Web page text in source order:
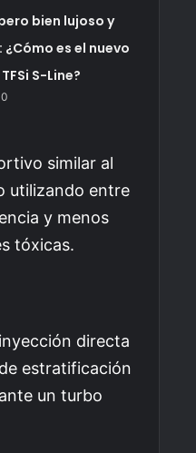
bien lujoso y
es el nuevo
S-Line?
similar al
utilizando entre
y menos
tóxicas.
directa
estratificación
un turbo